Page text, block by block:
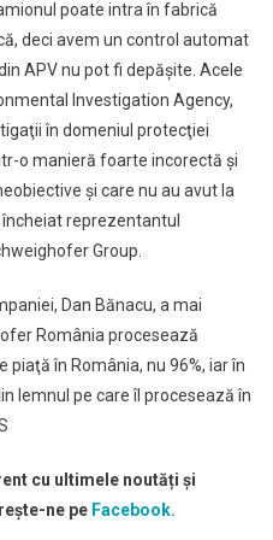
poate intra în fabrică
deci avem un control automat
APV nu pot fi depăşite. Acele
Investigation Agency,
în domeniul protecţiei
o manieră foarte incorectă şi
şi care nu au avut la
reprezentantul
Group.
Dan Bănacu, a mai
România procesează
piaţă în România, nu 96%, iar în
lemnul pe care îl procesează în
cu ultimele noutăți și
ne peFacebook.